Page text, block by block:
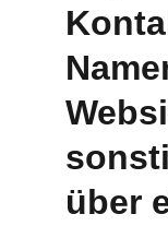
über